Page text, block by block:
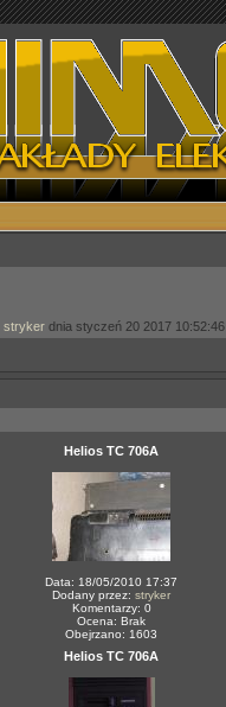
strykerdnia styczeń 20 2017 10:52:46
Helios TC 706A
Data: 18/05/2010 17:37
Dodany przez: stryker
Komentarzy: 0
Ocena: Brak
Obejrzano: 1603
Helios TC 706A